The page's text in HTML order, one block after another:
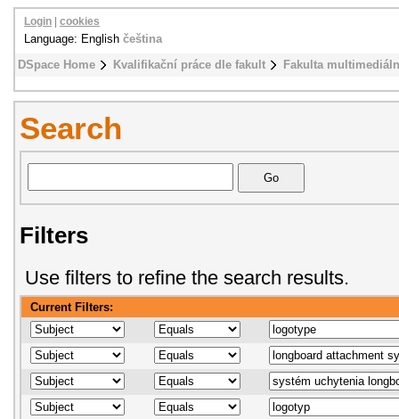
DSpace Home Kvalifikační práce dle fakult Fakulta
Login cookies
Language: English čeština
Search
Filters
Use filters to refine the search results.
Current Filters: